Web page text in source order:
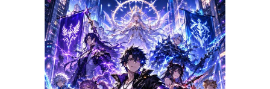
Truyện Mới Ra
Hoàn Thành